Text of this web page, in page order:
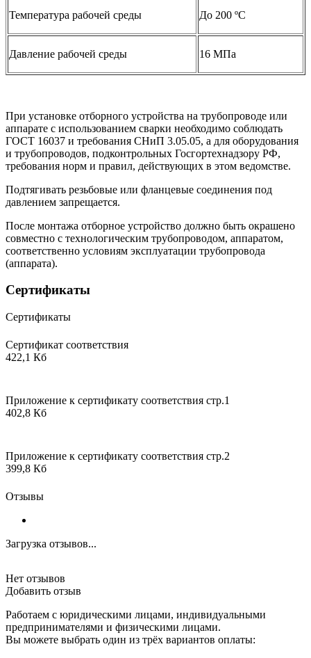
Температура рабочей среды До 200 ºС
Давление рабочей среды 16 МПа
При установке отборного устройства на трубопроводе или
аппарате с использованием сварки необходимо соблюдать
ГОСТ 16037 и требования СНиП 3.05.05, а для оборудования
и трубопроводов, подконтрольных Госгортехнадзору РФ,
требования норм и правил, действующих в этом ведомстве.
Подтягивать резьбовые или фланцевые соединения под
давлением запрещается.
После монтажа отборное устройство должно быть окрашено
совместно с технологическим трубопроводом, аппаратом,
соответственно условиям эксплуатации трубопровода
(аппарата).
Сертификаты
Сертификаты
Сертификат соответствия
422,1 Кб
Приложение к сертификату соответствия стр.1
402,8 Кб
Приложение к сертификату соответствия стр.2
399,8 Кб
Отзывы
Загрузка отзывов...
Нет отзывов
Добавить отзыв
Работаем с юридическими лицами, индивидуальными
предпринимателями и физическими лицами.
Вы можете выбрать один из трёх вариантов оплаты: